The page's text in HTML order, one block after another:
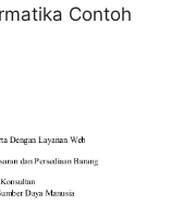
Contoh